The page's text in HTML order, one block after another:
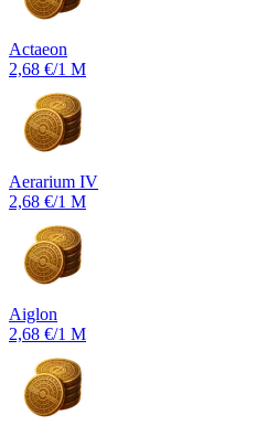
Actaeon
2,68 €/1 M
Aerarium IV
2,68 €/1 M
Aiglon
2,68 €/1 M